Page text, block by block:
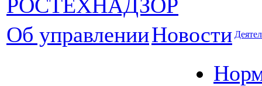
Об управленииНовости